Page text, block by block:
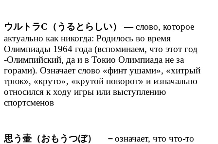
ウルトラC（うるとらしい）
— слово, которое
актуально как никогда: Родилось во время
Олимпиады 1964 года (вспоминаем, что этот год
-Олимпийский, да и в Токио Олимпиада не за
горами). Означает слово «финт ушами», «хитрый
трюк», «круто», «крутой поворот» и изначально
относился к ходу игры или выступлению
спортсменов
思う壷（おもうつぼ） －означает, что что-то